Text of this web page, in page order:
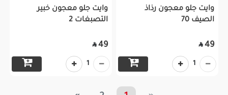
وايت جلو معجون رذاذ
الصيف 70
49

1
وايت جلو معجون خبير
التصبغات 2
49

1